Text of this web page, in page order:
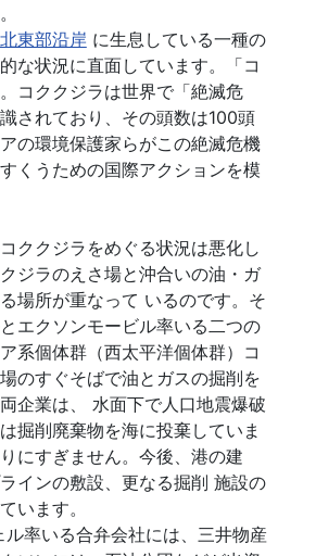
東部沿岸 に生息している一種の
な状況に直面しています。「コ
コククジラは世界で「絶滅危
されており、その頭数は100頭
の環境保護家らがこの絶滅危機
くうための国際アクションを模
ククジラをめぐる状況は悪化し
ジラのえさ場と沖合いの油・ガ
場所が重なって いるのです。そ
エクソンモービル率いる二つの
系個体群（西太平洋個体群）コ
のすぐそばで油とガスの掘削を
企業は、 水面下で人口地震爆破
掘削廃棄物を海に投棄していま
にすぎません。今後、港の建
インの敷設、更なる掘削 施設の
います。
ル率いる合弁会社には、三井物産